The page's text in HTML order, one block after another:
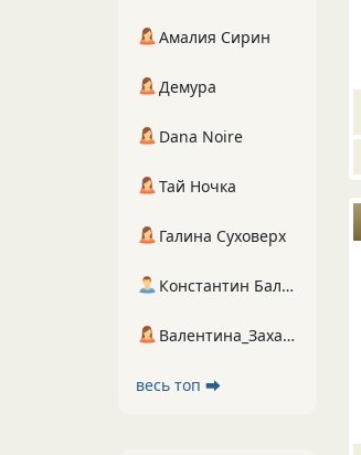
Амалия Сирин
Демура
Dana Noire
Тай Ночка
Галина Суховерх
Константин Балухта
Валентина_Захарова
весь топ ⮕